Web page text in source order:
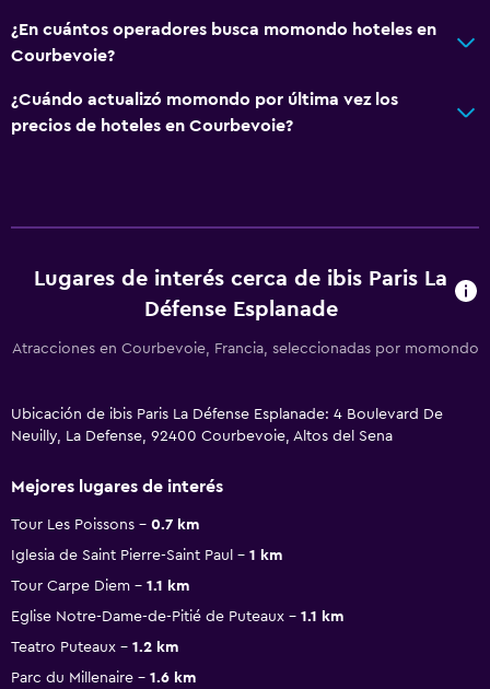
¿En cuántos operadores busca momondo hoteles en
Courbevoie?
¿Cuándo actualizó momondo por última vez los
precios de hoteles en Courbevoie?
Lugares de interés cerca de ibis Paris La
Défense Esplanade
Atracciones en Courbevoie, Francia, seleccionadas por momondo
Ubicación de ibis Paris La Défense Esplanade: 4 Boulevard De
Neuilly, La Defense, 92400 Courbevoie, Altos del Sena
Mejores lugares de interés
Tour Les Poissons
0.7 km
Iglesia de Saint Pierre-Saint Paul
1 km
Tour Carpe Diem
1.1 km
Eglise Notre-Dame-de-Pitié de Puteaux
1.1 km
Teatro Puteaux
1.2 km
Parc du Millenaire
1.6 km